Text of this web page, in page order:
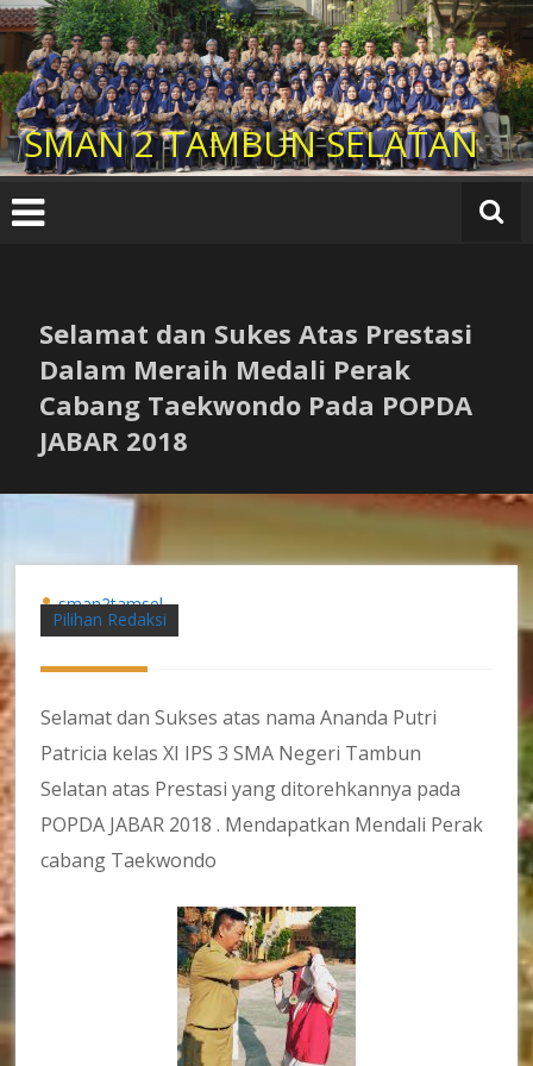
Lompat
ke
konten
SMAN 2 TAMBUN SELATAN
Selamat dan Sukes Atas Prestasi
Dalam Meraih Medali Perak
Cabang Taekwondo Pada POPDA
JABAR 2018
Pilihan Redaksi
sman2tamsel
Selamat dan Sukses atas nama Ananda Putri
Patricia kelas XI IPS 3 SMA Negeri Tambun
Selatan atas Prestasi yang ditorehkannya pada
POPDA JABAR 2018 . Mendapatkan Mendali Perak
cabang Taekwondo